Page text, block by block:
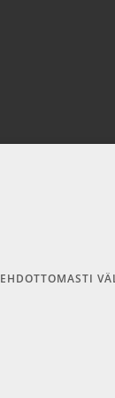
EHDOTTOMASTI